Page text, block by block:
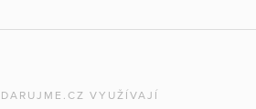
VYUŽÍVAJÍ